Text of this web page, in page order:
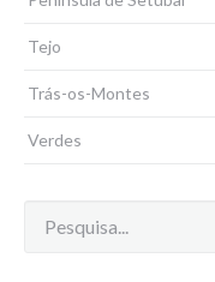
Tejo
Trás-os-Montes
Verdes